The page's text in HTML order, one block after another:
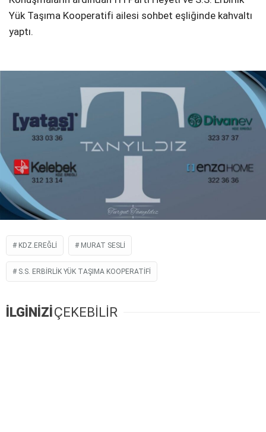
Yük Taşıma Kooperatifi ailesi sohbet eşliğinde kahvaltı
yaptı.
KDZ.EREĞLI MURAT SESLI
S.S. ERBIRLIK YÜK TAŞIMA KOOPERATIFI
İLGİNİZİ ÇEKEBİLİR